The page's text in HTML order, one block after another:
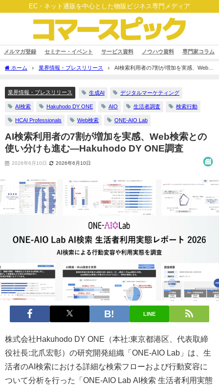
EC・ネット通販を中心とした物販ビジネス専門メディア
メルマガ登録 セミナー・イベント サービス資料 ノウハウ資料 専門家コラム
ホーム 業界情報・プレスリリース
AI検索利用者の7割が増加を実感、Web検
業界情報・プレスリリース 生成AI デジタルマーケティング
AI検索 Hakuhodo DY ONE AIO 生活者調査 検索行動
HCAI Professionals Web検索 ONE-AIO Lab
AI検索利用者の7割が増加を実感、Web検索との
使い分けも進む―Hakuhodo DY ONE調査
2026年6月10日 2026年6月10日
LINE
株式会社Hakuhodo DY ONE（本社:東京都港区、代表取締
役社長:北爪宏彰）の研究開発組織「ONE-AIO Lab」は、生
活者のAI検索における詳細な検索フローおよび行動変容に
ついて分析を行った「ONE-AIO Lab AI検索 生活者利用実態